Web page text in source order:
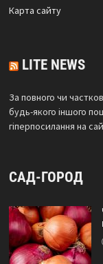
Карта сайтy
LITE NEWS
За повного чи
будь-якого іншого
гіперпосилання на
САД-ГОРОД